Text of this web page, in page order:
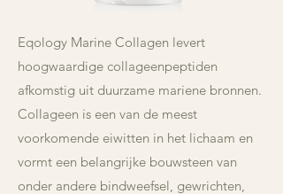
Eqology Marine Collagen levert
hoogwaardige collageenpeptiden
afkomstig uit duurzame mariene bronnen.
Collageen is een van de meest
voorkomende eiwitten in het lichaam en
vormt een belangrijke bouwsteen van
onder andere bindweefsel, gewrichten,